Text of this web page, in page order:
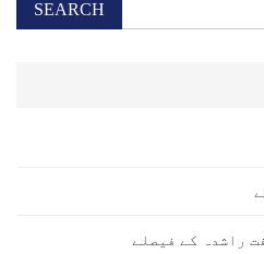
راشدہ کے فیصلے